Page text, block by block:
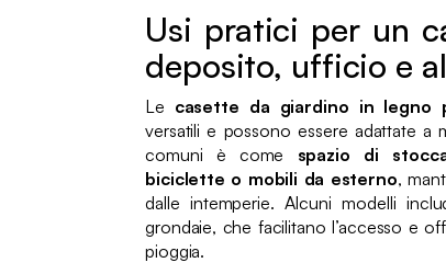
Usi pratici per un
deposito, ufficio e
Le casette da giardino in legno
versatili e possono essere adattate a
comuni è come spazio di
biciclette o mobili da esterno,
dalle intemperie. Alcuni modelli
grondaie, che facilitano l’accesso e
pioggia.